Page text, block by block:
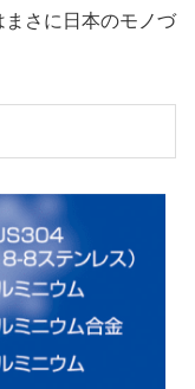
さに日本のモノづ